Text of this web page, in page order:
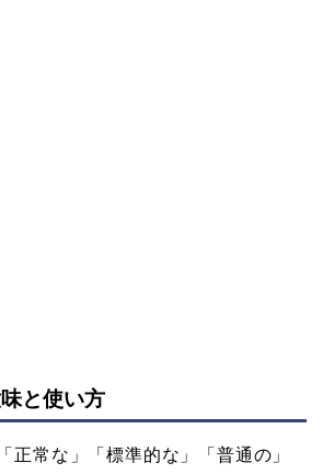
と使い方
正常な」「標準的な」「普通の」